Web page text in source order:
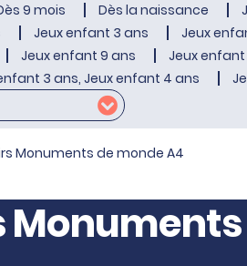
9 mois Dès la naissance
Jeux enfant 3 ans Jeux
Jeux enfant 9 ans Jeux enfant
3 ans, Jeux enfant 4 ans
Monuments de monde A4